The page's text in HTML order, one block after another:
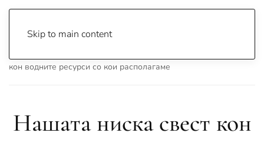
Skip to main content
кон водните ресурси со кои располагаме
Нашата ниска свест кон